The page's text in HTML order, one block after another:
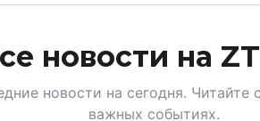
новости на
новости на сегодня.
важных событиях.